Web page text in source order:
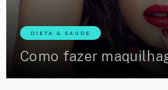
DIETA & SAÚDE
Como fazer